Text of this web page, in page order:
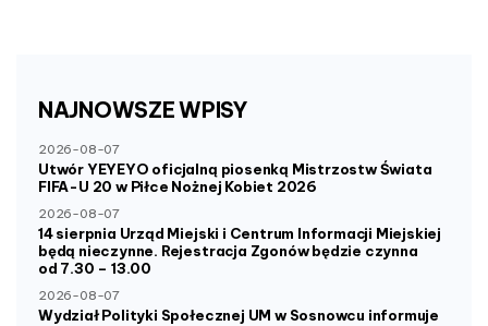
NAJNOWSZEWPISY
2026-08-07
Utwór YEYEYO oficjalną piosenką Mistrzostw Świata
FIFA-U 20 w Piłce Nożnej Kobiet 2026
2026-08-07
14 sierpnia Urząd Miejski i Centrum Informacji Miejskiej
będą nieczynne. Rejestracja Zgonów będzie czynna
od 7.30 – 13.00
2026-08-07
Wydział Polityki Społecznej UM w Sosnowcu informuje